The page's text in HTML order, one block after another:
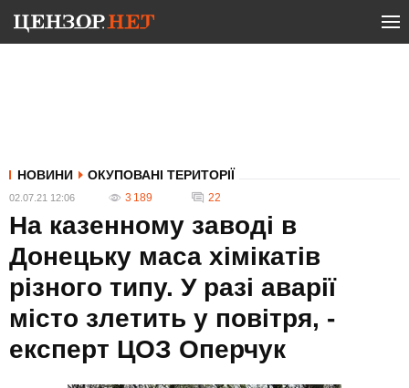
НОВИНИ ОКУПОВАНІ ТЕРИТОРІЇ
02.07.21 12:06 3 189 22
На казенному заводі в
Донецьку маса хімікатів
різного типу. У разі аварії
місто злетить у повітря, -
експерт ЦОЗ Оперчук